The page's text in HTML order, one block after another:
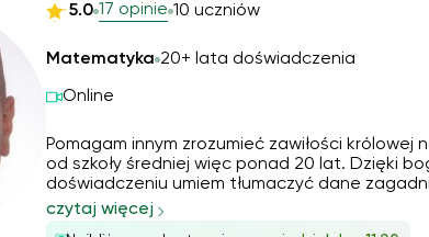
5.0 17 opinie 10 uczniów
Matematyka 20+ lata doświadczenia
Online
Pomagam innym zrozumieć zawiłości królowej
od szkoły średniej więc ponad 20 lat. Dzięki
doświadczeniu umiem tłumaczyć dane
bardzo przystępny sposób odnosząc się
doświadczeń ucznia i jego zainteresowań.
czytaj więcej